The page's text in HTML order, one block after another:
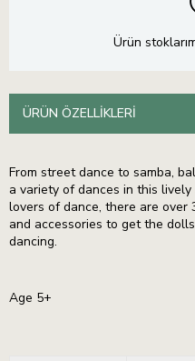
Ürün
ÜRÜN ÖZELLIKLERI
From street dance to samba,
a variety of dances in this
lovers of dance, there are over
and accessories to get the
dancing.
Age 5+